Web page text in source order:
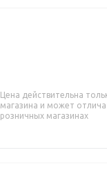
Цена действительна
магазина и может
розничных магазинах